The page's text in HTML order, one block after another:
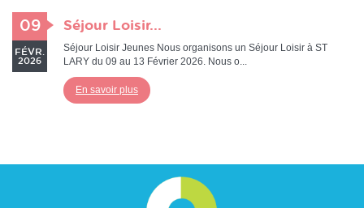
09
FÉVR.
2026
Séjour Loisir...
Séjour Loisir Jeunes Nous organisons un Séjour Loisir à ST
LARY du 09 au 13 Février 2026. Nous o...
En savoir plus